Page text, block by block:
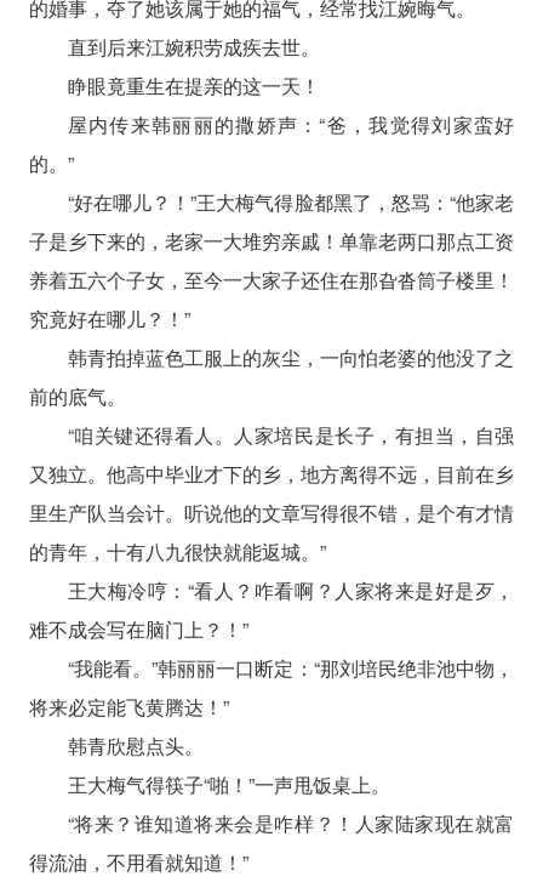
的婚事，夺了她该属于她的福气，经常找江婉晦气。
直到后来江婉积劳成疾去世。
睁眼竟重生在提亲的这一天！
屋内传来韩丽丽的撒娇声：“爸，我觉得刘家蛮好
的。”
“好在哪儿？！”王大梅气得脸都黑了，怒骂：“他家老
子是乡下来的，老家一大堆穷亲戚！单靠老两口那点工资
养着五六个子女，至今一大家子还住在那旮沓筒子楼里！
究竟好在哪儿？！”
韩青拍掉蓝色工服上的灰尘，一向怕老婆的他没了之
前的底气。
“咱关键还得看人。人家培民是长子，有担当，自强
又独立。他高中毕业才下的乡，地方离得不远，目前在乡
里生产队当会计。听说他的文章写得很不错，是个有才情
的青年，十有八九很快就能返城。”
王大梅冷哼：“看人？咋看啊？人家将来是好是歹，
难不成会写在脑门上？！”
“我能看。”韩丽丽一口断定：“那刘培民绝非池中物，
将来必定能飞黄腾达！”
韩青欣慰点头。
王大梅气得筷子“啪！”一声甩饭桌上。
“将来？谁知道将来会是咋样？！人家陆家现在就富
得流油，不用看就知道！”